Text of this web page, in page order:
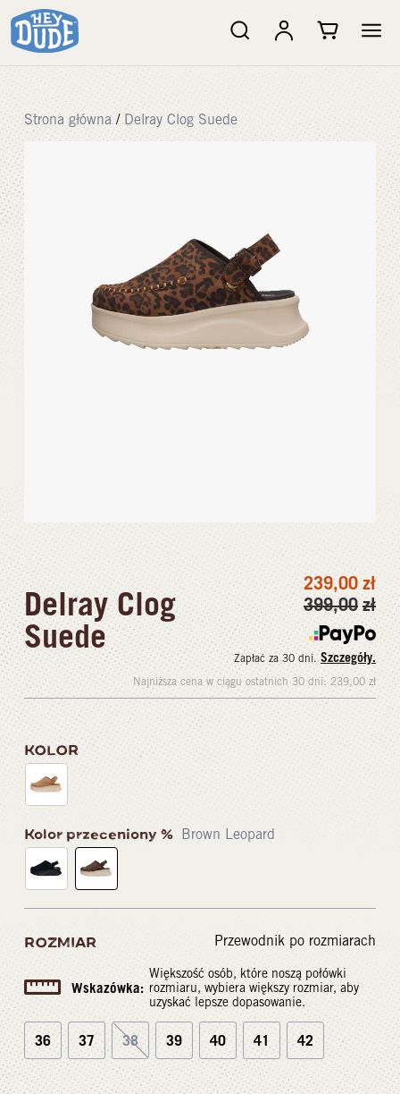
Strona główna / Delray Clog Suede
Delray Clog
Suede
239,00 zł
399,00 zł
Zapłać za 30 dni.Szczegóły.
Najniższa cena w ciągu ostatnich 30 dni: 239,00 zł
KOLOR
Kolor przeceniony % Brown Leopard
ROZMIAR Przewodnik po rozmiarach
Wskazówka:
Większość osób, które noszą połówki
rozmiaru, wybiera większy rozmiar, aby
uzyskać lepsze dopasowanie.
36 37 38 39 40 41 42